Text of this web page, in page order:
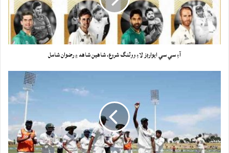
آءِ سي سي ايوارڊز لاءِ ووٽنگ شروع، شاهين شاهه ۽ رضوان شامل